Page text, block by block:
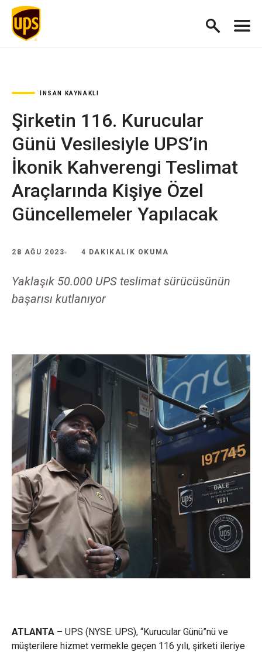
İNSAN KAYNAKLI
Şirketin 116. Kurucular
Günü Vesilesiyle UPS’in
İkonik Kahverengi Teslimat
Araçlarında Kişiye Özel
Güncellemeler Yapılacak
28 AĞU 2023 4 DAKIKALIK OKUMA
Yaklaşık 50.000 UPS teslimat sürücüsünün
başarısı kutlanıyor
ATLANTA – UPS (NYSE: UPS), “Kurucular Günü”nü ve
müşterilere hizmet vermekle geçen 116 yılı, şirketi ileriye